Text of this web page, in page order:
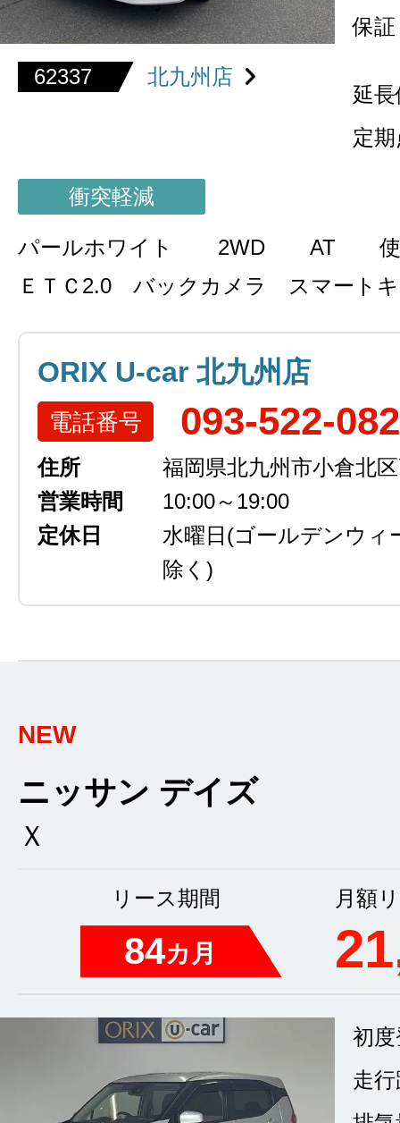
62337 北九州店
保証
延
定
衝突軽減
パールホワイト 2WD AT
ＥＴＣ2.0 バックカメラ スマート
ORIX U-car 北九州店
電話番号 093-522-
住所
福岡県北九州市小倉北
営業時間
10:00～19:00
定休日
水曜日 (ゴールデンウィ
除く)
NEW
ニッサン デイズ
Ｘ
リース期間
84カ月
月額
初
走